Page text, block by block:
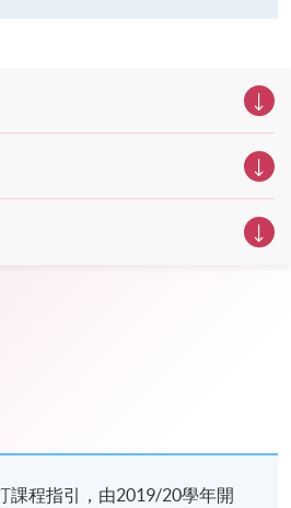
課程指引，由2019/20學年開